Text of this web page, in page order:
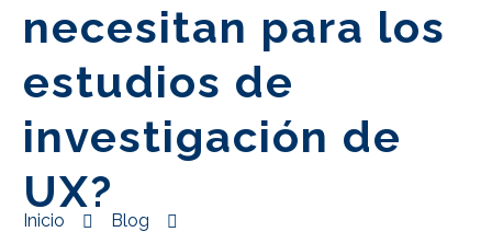
necesitan para los
estudios de
investigación de
UX?
Inicio
Blog